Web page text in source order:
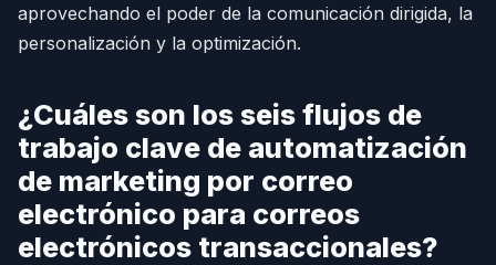
aprovechando el poder de la comunicación dirigida, la
personalización y la optimización.
¿Cuáles son los seis flujos de
trabajo clave de automatización
de marketing por correo
electrónico para correos
electrónicos transaccionales?